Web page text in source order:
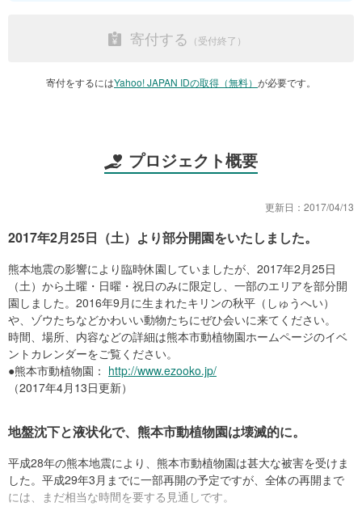
寄付する
寄付をするにはYahoo! JAPAN IDの取得（無料） が必要です。
プロジェクト概要
更新日： 2017/04/13
2017年2月25日（土）より部分開園をいたしました。
熊本地震の影響により臨時休園していましたが、2017年2月25日
（土）から土曜・日曜・祝日のみに限定し、一部のエリアを部分開
園しました。2016年9月に生まれたキリンの秋平（しゅうへい）
や、ゾウたちなどかわいい動物たちにぜひ会いに来てください。
時間、場所、内容などの詳細は熊本市動植物園ホームページのイベ
ントカレンダーをご覧ください。
●熊本市動植物園： http://www.ezooko.jp/
（2017年4月13日更新）
地盤沈下と液状化で、熊本市動植物園は壊滅的に。
平成28年の熊本地震により、熊本市動植物園は甚大な被害を受けま
した。平成29年3月までに一部再開の予定ですが、全体の再開まで
には、まだ相当な時間を要する見通しです。